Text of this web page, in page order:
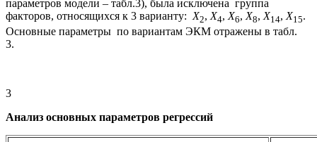
параметров модели – табл.3), была исключена группа
факторов, относящихся к 3 варианту: X2, X4, X6, X8, X14, X15.
Основные параметры по вариантам ЭКМ отражены в табл.
3.
3
Анализ основных параметров регрессий